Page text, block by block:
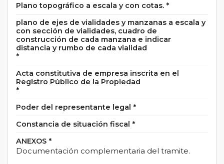
Plano topográfico a escala y con cotas. *
plano de ejes de vialidades y manzanas a escala y
con sección de vialidades, cuadro de
construcción de cada manzana e indicar
distancia y rumbo de cada vialidad
*
Acta constitutiva de empresa inscrita en el
Registro Público de la Propiedad
*
Poder del representante legal *
Constancia de situación fiscal *
ANEXOS *
Documentación complementaria del tramite.